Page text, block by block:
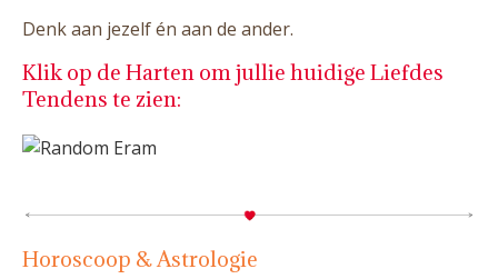
Denk aan jezelf én aan de ander.
Klik op de Harten om jullie huidige Liefdes
Tendens te zien:
Horoscoop & Astrologie